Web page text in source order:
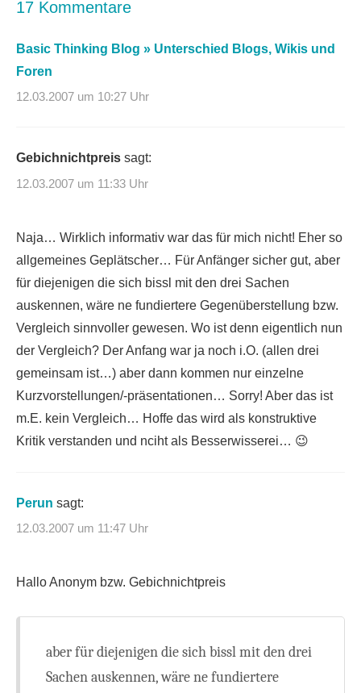
17 Kommentare
Basic Thinking Blog » Unterschied Blogs, Wikis und
Foren
12.03.2007 um 10:27 Uhr
Gebichnichtpreis sagt:
12.03.2007 um 11:33 Uhr
Naja… Wirklich informativ war das für mich nicht! Eher so
allgemeines Geplätscher… Für Anfänger sicher gut, aber
für diejenigen die sich bissl mit den drei Sachen
auskennen, wäre ne fundiertere Gegenüberstellung bzw.
Vergleich sinnvoller gewesen. Wo ist denn eigentlich nun
der Vergleich? Der Anfang war ja noch i.O. (allen drei
gemeinsam ist…) aber dann kommen nur einzelne
Kurzvorstellungen/-präsentationen… Sorry! Aber das ist
m.E. kein Vergleich… Hoffe das wird als konstruktive
Kritik verstanden und nciht als Besserwisserei… 😉
Perun sagt:
12.03.2007 um 11:47 Uhr
Hallo Anonym bzw. Gebichnichtpreis
aber für diejenigen die sich bissl mit den drei
Sachen auskennen, wäre ne fundiertere